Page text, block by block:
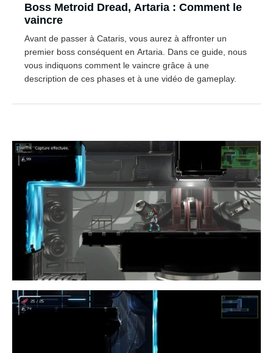
Boss Metroid Dread, Artaria : Comment le
vaincre
Avant de passer à Cataris, vous aurez à affronter un
premier boss conséquent en Artaria. Dans ce guide, nous
vous indiquons comment le vaincre grâce à une
description de ces phases et à une vidéo de gameplay.